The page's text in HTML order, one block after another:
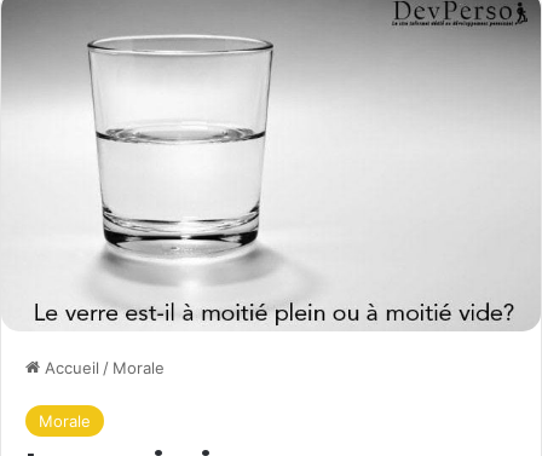
Accueil / Morale
Morale